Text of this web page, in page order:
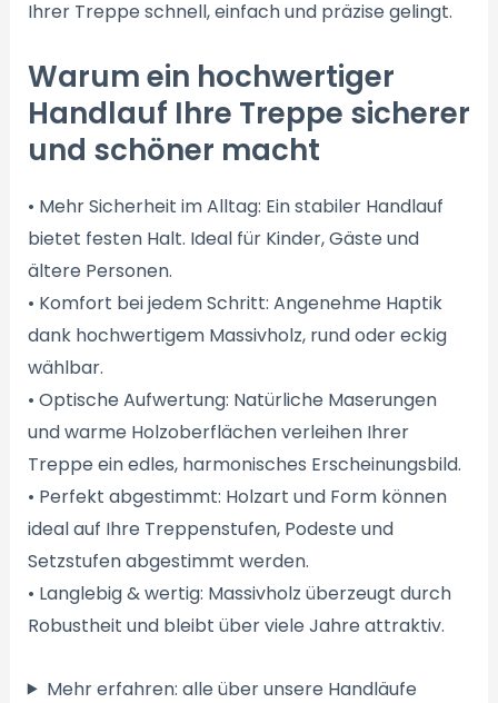
Ihrer Treppe schnell, einfach und präzise gelingt.
Warum ein hochwertiger
Handlauf Ihre Treppe sicherer
und schöner macht
• Mehr Sicherheit im Alltag: Ein stabiler Handlauf
bietet festen Halt. Ideal für Kinder, Gäste und
ältere Personen.
• Komfort bei jedem Schritt: Angenehme Haptik
dank hochwertigem Massivholz, rund oder eckig
wählbar.
• Optische Aufwertung: Natürliche Maserungen
und warme Holzoberflächen verleihen Ihrer
Treppe ein edles, harmonisches Erscheinungsbild.
• Perfekt abgestimmt: Holzart und Form können
ideal auf Ihre Treppenstufen, Podeste und
Setzstufen abgestimmt werden.
• Langlebig & wertig: Massivholz überzeugt durch
Robustheit und bleibt über viele Jahre attraktiv.
Mehr erfahren: alle über unsere Handläufe